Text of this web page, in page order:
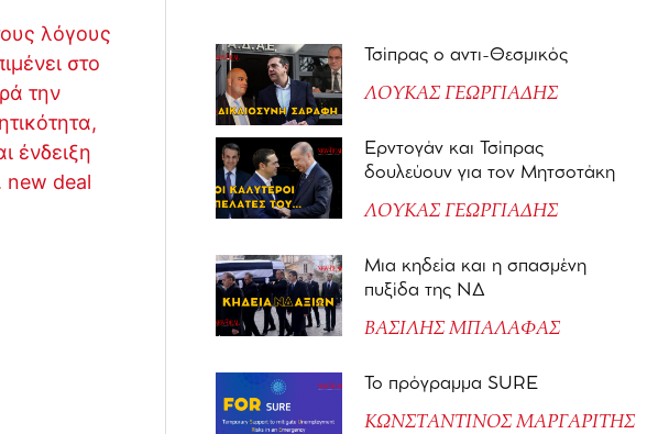
Τσίπρας ο αντι-Θεσμικός
ΛΟΥΚΑΣ ΓΕΩΡΓΙΑΔΗΣ
Ερντογάν και Τσίπρας
δουλεύουν για τον Μητσοτάκη
ΛΟΥΚΑΣ ΓΕΩΡΓΙΑΔΗΣ
Μια κηδεία και η σπασμένη
πυξίδα της ΝΔ
ΒΑΣΙΛΗΣ ΜΠΑΛΑΦΑΣ
Το πρόγραμμα SURE
ΚΩΝΣΤΑΝΤΙΝΟΣ ΜΑΡΓΑΡΙΤΗΣ